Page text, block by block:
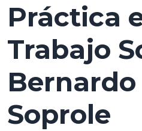
Práctica
Trabajo
Bernardo
Soprole